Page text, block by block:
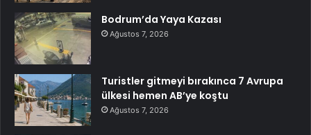
Bodrum’da Yaya Kazası
Ağustos 7, 2026
Turistler gitmeyi bırakınca 7 Avrupa
ülkesi hemen AB’ye koştu
Ağustos 7, 2026